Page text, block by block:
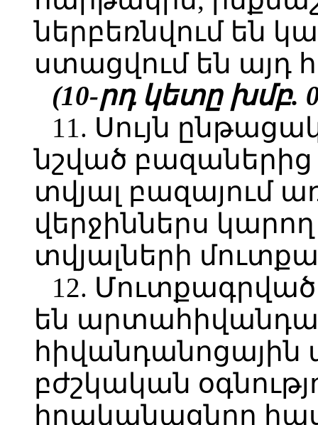
ներբեռնվում են
ստացվում են այդ
(10-րդ կետը խմբ.
11. Սույն
նշված
տվյալ բազայում
վերջիններս
տվյալների
12.
են
հիվանդանոցային
բժշկական
իրականացնող